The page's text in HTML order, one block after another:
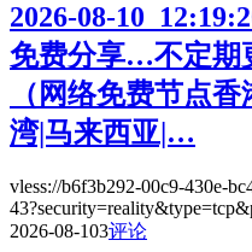
2026-08-
免费分享…不定期
（网络免费节点
湾|马来西亚|…
vless://b6f3b292-00c9-430e-
2026-08-103评论